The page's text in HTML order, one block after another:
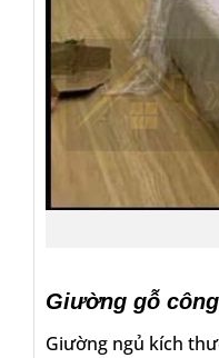
Giường gỗ
Giường ngủ kích